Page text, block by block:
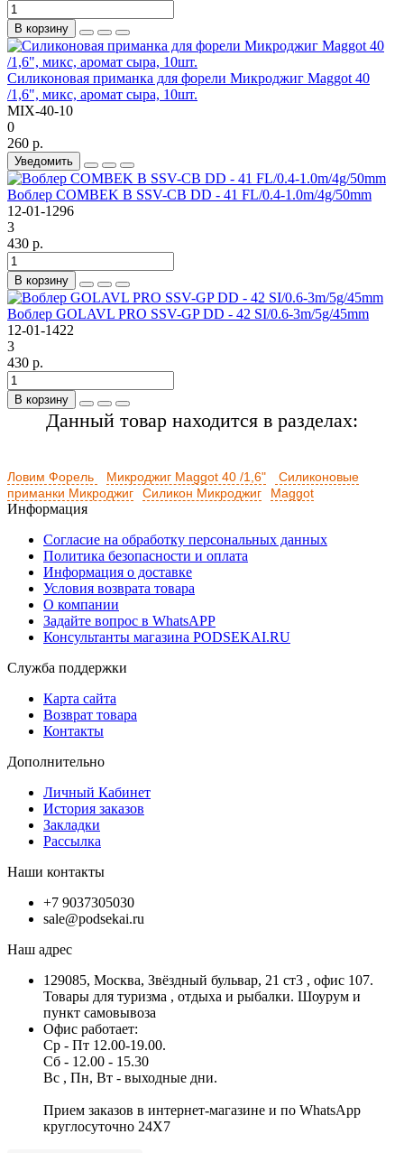
В корзину
Силиконовая приманка для форели Микроджиг Maggot 40
/1,6", микс, аромат сыра, 10шт.
MIX-40-10
0
260 р.
Уведомить
Воблер COMBEK B SSV-CB DD - 41 FL/0.4-1.0m/4g/50mm
12-01-1296
3
430 р.
В корзину
Воблер GOLAVL PRO SSV-GP DD - 42 SI/0.6-3m/5g/45mm
12-01-1422
3
430 р.
В корзину
Данный товар находится в разделах:
Ловим Форель Микроджиг Maggot 40 /1,6"
Силиконовые
приманки Микроджиг
Силикон Микроджиг Maggot
Информация
Согласие на обработку персональных данных
Политика безопасности и оплата
Информация о доставке
Условия возврата товара
О компании
Задайте вопрос в WhatsAPP
Консультанты магазина PODSEKAI.RU
Служба поддержки
Карта сайта
Возврат товара
Контакты
Дополнительно
Личный Кабинет
История заказов
Закладки
Рассылка
Наши контакты
+7 9037305030
sale@podsekai.ru
Наш адрес
129085, Москва, Звёздный бульвар, 21 ст3 , офис 107.
Товары для туризма , отдыха и рыбалки. Шоурум и
пункт самовывоза
Офис работает:
Ср - Пт 12.00-19.00.
Сб - 12.00 - 15.30
Вс , Пн, Вт - выходные дни.
Прием заказов в интернет-магазине и по WhatsApp
круглосуточно 24X7